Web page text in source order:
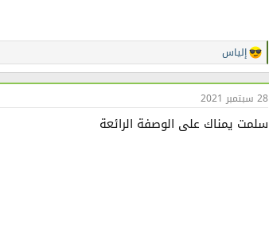
ا
ل
ت
ف
ا
ع
إلياس
28 سبتمبر 2021
سلمت يمناك على الوصفة الرائعة